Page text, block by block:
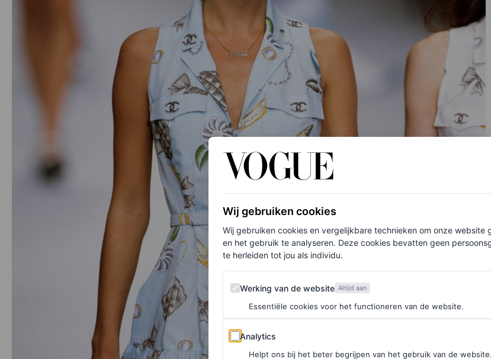
Wij gebruiken cookies
Wij gebruiken cookies en vergelijkbare technieken om onze website
en het gebruik te analyseren. Deze cookies bevatten geen
te herleiden tot jou als individu.
Werking van de website
Werking van de website Altijd aan
Essentiële cookies voor het functioneren van de website.
Analytics
Analytics
Helpt ons bij het beter begrijpen van het gebruik van de website.